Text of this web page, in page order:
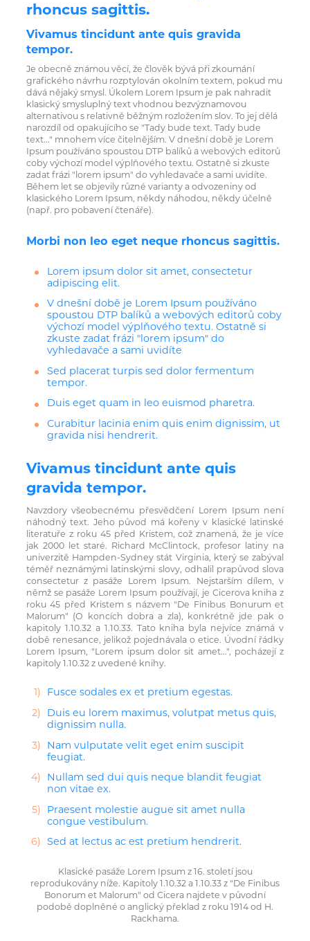
rhoncus sagittis.
Vivamus tincidunt ante quis gravida
tempor.
Je obecně známou věcí, že člověk bývá při zkoumání
grafického návrhu rozptylován okolním textem, pokud mu
dává nějaký smysl. Úkolem Lorem Ipsum je pak nahradit
klasický smysluplný text vhodnou bezvýznamovou
alternativou s relativně běžným rozložením slov. To jej dělá
narozdíl od opakujícího se "Tady bude text. Tady bude
text..." mnohem více čitelnějším. V dnešní době je Lorem
Ipsum používáno spoustou DTP balíků a webových editorů
coby výchozí model výplňového textu. Ostatně si zkuste
zadat frázi "lorem ipsum" do vyhledavače a sami uvidíte.
Během let se objevily různé varianty a odvozeniny od
klasického Lorem Ipsum, někdy náhodou, někdy účelně
(např. pro pobavení čtenáře).
Morbi non leo eget neque rhoncus sagittis.
Lorem ipsum dolor sit amet, consectetur
adipiscing elit.
V dnešní době je Lorem Ipsum používáno
spoustou DTP balíků a webových editorů coby
výchozí model výplňového textu. Ostatně si
zkuste zadat frázi "lorem ipsum" do
vyhledavače a sami uvidíte
Sed placerat turpis sed dolor fermentum
tempor.
Duis eget quam in leo euismod pharetra.
Curabitur lacinia enim quis enim dignissim, ut
gravida nisi hendrerit.
Vivamus tincidunt ante quis
gravida tempor.
Navzdory všeobecnému přesvědčení Lorem Ipsum není
náhodný text. Jeho původ má kořeny v klasické latinské
literatuře z roku 45 před Kristem, což znamená, že je více
jak 2000 let staré. Richard McClintock, profesor latiny na
univerzitě Hampden-Sydney stát Virginia, který se zabýval
téměř neznámými latinskými slovy, odhalil prapůvod slova
consectetur z pasáže Lorem Ipsum. Nejstarším dílem, v
němž se pasáže Lorem Ipsum používají, je Cicerova kniha z
roku 45 před Kristem s názvem "De Finibus Bonurum et
Malorum" (O koncích dobra a zla), konkrétně jde pak o
kapitoly 1.10.32 a 1.10.33. Tato kniha byla nejvíce známá v
době renesance, jelikož pojednávala o etice. Úvodní řádky
Lorem Ipsum, "Lorem ipsum dolor sit amet...", pocházejí z
kapitoly 1.10.32 z uvedené knihy.
Fusce sodales ex et pretium egestas.
Duis eu lorem maximus, volutpat metus quis,
dignissim nulla.
Nam vulputate velit eget enim suscipit
feugiat.
Nullam sed dui quis neque blandit feugiat
non vitae ex.
Praesent molestie augue sit amet nulla
congue vestibulum.
Sed at lectus ac est pretium hendrerit.
Klasické pasáže Lorem Ipsum z 16. století jsou
reprodukovány níže. Kapitoly 1.10.32 a 1.10.33 z "De Finibus
Bonorum et Malorum" od Cicera najdete v původní
podobě doplněné o anglický překlad z roku 1914 od H.
Rackhama.